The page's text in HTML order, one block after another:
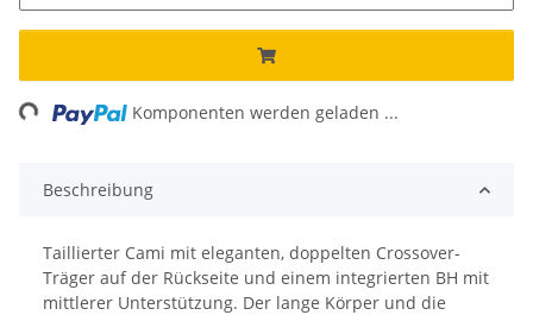
Komponenten werden geladen ...
Beschreibung
Taillierter Cami mit eleganten, doppelten Crossover-
Träger auf der Rückseite und einem integrierten BH mit
mittlerer Unterstützung. Der lange Körper und die